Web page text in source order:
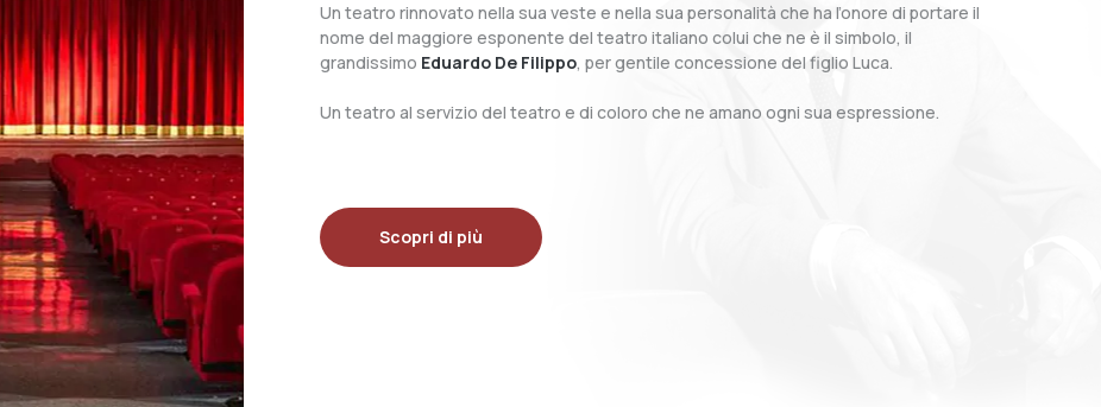
Un teatro rinnovato nella sua veste e nella sua personalità che ha l’onore di portare il
nome del maggiore esponente del teatro italiano colui che ne è il simbolo, il
grandissimo Eduardo De Filippo, per gentile concessione del figlio Luca.
Un teatro al servizio del teatro e di coloro che ne amano ogni sua espressione.
Scopri di più